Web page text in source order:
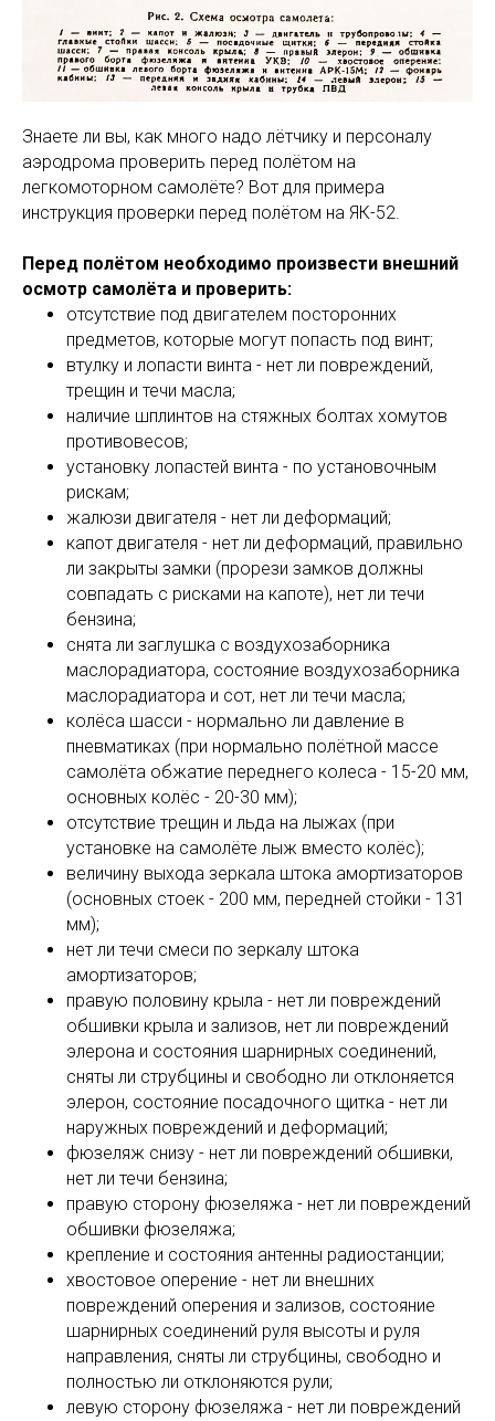
Знаете ли вы, как много надо лётчику и персоналу
аэродрома проверить перед полётом на
легкомоторном самолёте? Вот для примера
инструкция проверки перед полётом на ЯК-52.
Перед полётом необходимо произвести внешний
осмотр самолёта и проверить:
отсутствие под двигателем посторонних
предметов, которые могут попасть под винт;
втулку и лопасти винта - нет ли повреждений,
трещин и течи масла;
наличие шплинтов на стяжных болтах хомутов
противовесов;
установку лопастей винта - по установочным
рискам;
жалюзи двигателя - нет ли деформаций;
капот двигателя - нет ли деформаций, правильно
ли закрыты замки (прорези замков должны
совпадать с рисками на капоте), нет ли течи
бензина;
снята ли заглушка с воздухозаборника
маслорадиатора, состояние воздухозаборника
маслорадиатора и сот, нет ли течи масла;
колёса шасси - нормально ли давление в
пневматиках (при нормально полётной массе
самолёта обжатие переднего колеса - 15-20 мм,
основных колёс - 20-30 мм);
отсутствие трещин и льда на лыжах (при
установке на самолёте лыж вместо колёс);
величину выхода зеркала штока амортизаторов
(основных стоек - 200 мм, передней стойки - 131
мм);
нет ли течи смеси по зеркалу штока
амортизаторов;
правую половину крыла - нет ли повреждений
обшивки крыла и зализов, нет ли повреждений
элерона и состояния шарнирных соединений,
сняты ли струбцины и свободно ли отклоняется
элерон, состояние посадочного щитка - нет ли
наружных повреждений и деформаций;
фюзеляж снизу - нет ли повреждений обшивки,
нет ли течи бензина;
правую сторону фюзеляжа - нет ли повреждений
обшивки фюзеляжа;
крепление и состояния антенны радиостанции;
хвостовое оперение - нет ли внешних
повреждений оперения и зализов, состояние
шарнирных соединений руля высоты и руля
направления, сняты ли струбцины, свободно и
полностью ли отклоняются рули;
левую сторону фюзеляжа - нет ли повреждений